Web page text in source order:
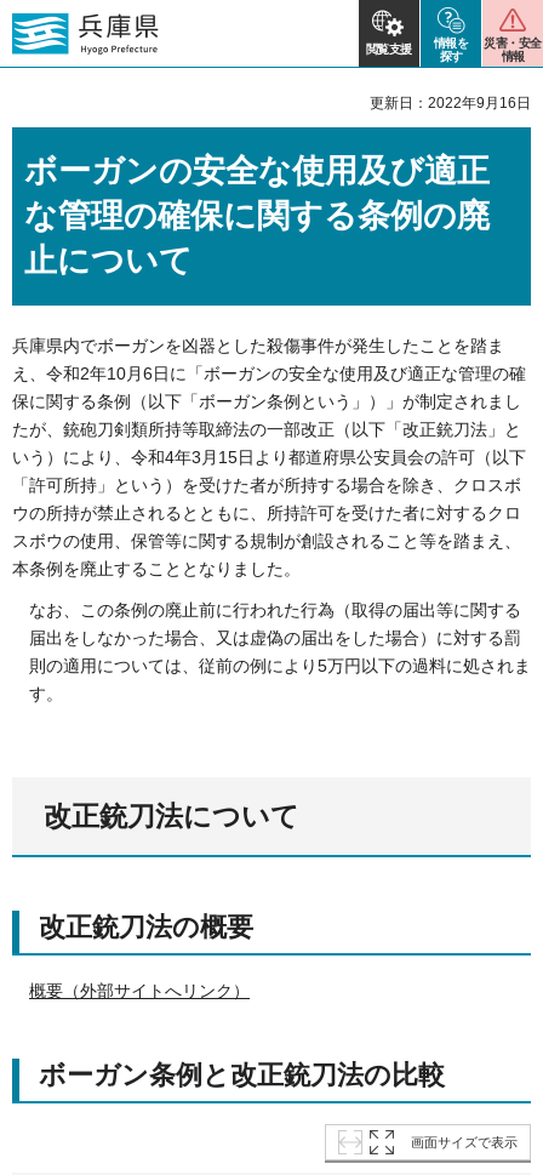
閲覧支援
情報を
探す
災害・安全
情報
更新日：2022年9月16日
ボーガンの安全な使用及び適正
な管理の確保に関する条例の廃
止について
兵庫県内でボーガンを凶器とした殺傷事件が発生したことを踏ま
え、令和2年10月6日に「ボーガンの安全な使用及び適正な管理の確
保に関する条例（以下「ボーガン条例という」）」が制定されまし
たが、銃砲刀剣類所持等取締法の一部改正（以下「改正銃刀法」と
いう）により、令和4年3月15日より都道府県公安員会の許可（以下
「許可所持」という）を受けた者が所持する場合を除き、クロスボ
ウの所持が禁止されるとともに、所持許可を受けた者に対するクロ
スボウの使用、保管等に関する規制が創設されること等を踏まえ、
本条例を廃止することとなりました。
なお、この条例の廃止前に行われた行為（取得の届出等に関する
届出をしなかった場合、又は虚偽の届出をした場合）に対する罰
則の適用については、従前の例により5万円以下の過料に処されま
す。
改正銃刀法について
改正銃刀法の概要
概要（外部サイトへリンク）
ボーガン条例と改正銃刀法の比較
画面サイズで表示